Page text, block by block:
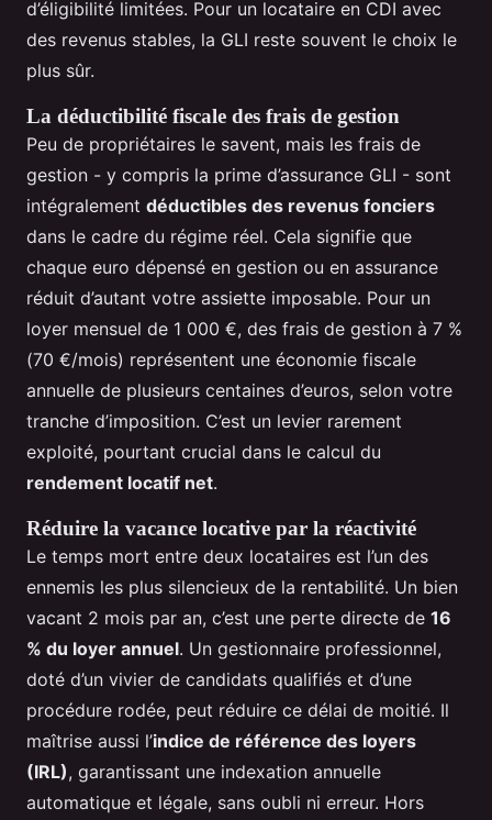
d’éligibilité limitées. Pour un locataire en CDI avec
des revenus stables, la GLI reste souvent le choix le
plus sûr.
La déductibilité fiscale des frais de gestion
Peu de propriétaires le savent, mais les frais de
gestion - y compris la prime d’assurance GLI - sont
intégralement déductibles des revenus fonciers
dans le cadre du régime réel. Cela signifie que
chaque euro dépensé en gestion ou en assurance
réduit d’autant votre assiette imposable. Pour un
loyer mensuel de 1 000 €, des frais de gestion à 7 %
(70 €/mois) représentent une économie fiscale
annuelle de plusieurs centaines d’euros, selon votre
tranche d’imposition. C’est un levier rarement
exploité, pourtant crucial dans le calcul du
rendement locatif net.
Réduire la vacance locative par la réactivité
Le temps mort entre deux locataires est l’un des
ennemis les plus silencieux de la rentabilité. Un bien
vacant 2 mois par an, c’est une perte directe de 16
% du loyer annuel. Un gestionnaire professionnel,
doté d’un vivier de candidats qualifiés et d’une
procédure rodée, peut réduire ce délai de moitié. Il
maîtrise aussi l’indice de référence des loyers
(IRL), garantissant une indexation annuelle
automatique et légale, sans oubli ni erreur. Hors